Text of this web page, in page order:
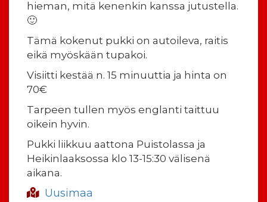
hieman, mitä kenenkin kanssa jutustella.
🙂
Tämä kokenut pukki on autoileva, raitis
eikä myöskään tupakoi.
Visiitti kestää n. 15 minuuttia ja hinta on
70€
Tarpeen tullen myös englanti taittuu
oikein hyvin.
Pukki liikkuu aattona Puistolassa ja
Heikinlaaksossa klo 13-15:30 välisenä
aikana.
Uusimaa